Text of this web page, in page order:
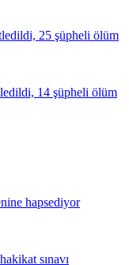
25 şüpheli ölüm
14 şüpheli ölüm
hapsediyor
sınavı